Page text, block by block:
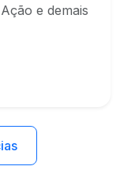
e demais